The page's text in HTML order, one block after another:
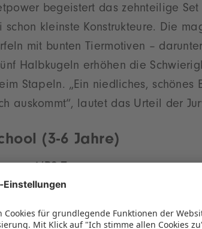
begeistert das zehnteilige
schon kleinste Konstrukteure. Die
mit bunten Tiermotiven –
Halbkugeln erhöhen die
Stapeln. „Ein niedliches, schönes
auskommt“, lautet das Urteil der
(3-6 Jahre)
BS Toys
Shape Memo besteht aus griffigen
Legt man jeweils drei ineinander,